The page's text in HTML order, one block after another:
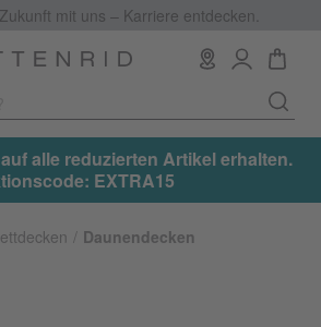
mit uns – Karriere entdecken.
alle reduzierten Artikel erhalten.
EXTRA15
Daunendecken